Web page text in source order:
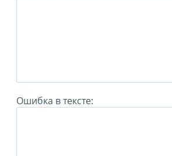
Ошибка в тексте: